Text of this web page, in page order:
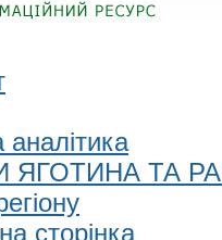
аналітика
ЯГОТИНА ТА
сторінка